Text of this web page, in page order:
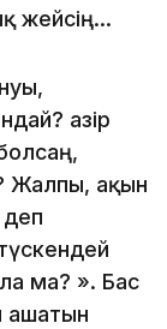
жейсің...
Қазір
Жалпы, ақын
ма? ». Бас
ашатын